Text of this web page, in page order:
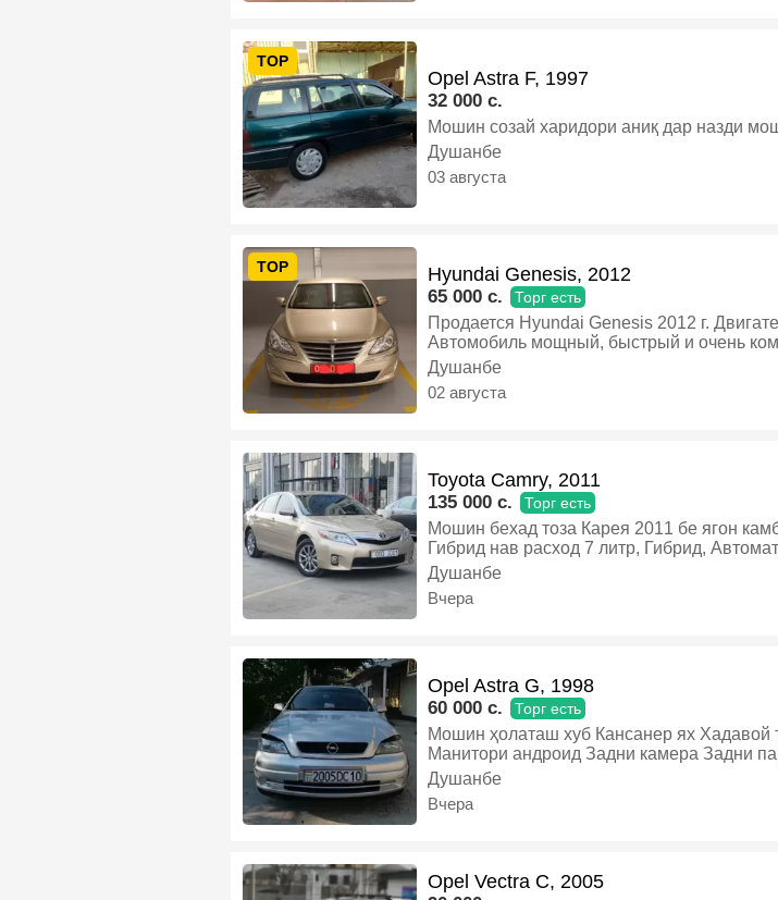
TOP
Opel Astra F, 1997
32 000 c.
Мошин созай харидори аниқ дар назди
Душанбе
03 августа
TOP Hyundai Genesis, 2012
65 000 c. Торг есть
Продается Hyundai Genesis 2012 г. Двигатель 3.5 л, автоматическая коробка передач.
Автомобиль мощный, быстрый и очень
дипломатом иностранного посольства,
своевременное обслуживание. Автомобиль в хорошем техническом и внешнем состоянии.
Двигатель и коробка работают отлично,
Душанбе
02 августа
Toyota Camry, 2011
135 000 c. Торг есть
Мошин бехад тоза Карея 2011 бе ягон
Гибрид нав расход 7 литр, Гибрид,
Душанбе
Вчера
Opel Astra G, 1998
60 000 c. Торг есть
Мошин ҳолаташ хуб Кансанер ях Хадавой тупча
Манитори андроид Задни камера Задни партроник Видёрегистатор 4дар падсветка запаска
4диска балон дар ҳолати хуб 4дар электропакет лук Дакумент тамом шудаги
Харидори аниқ бо муомила дора, Газ-
Душанбе
Вчера
Opel Vectra C, 2005